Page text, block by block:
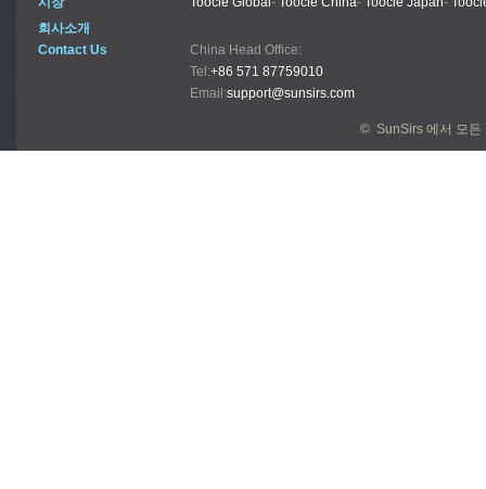
회사소개
Contact Us
China Head Office:
Tel:+86 571 87759010
Email:support@sunsirs.com
© SunSirs 에서 모